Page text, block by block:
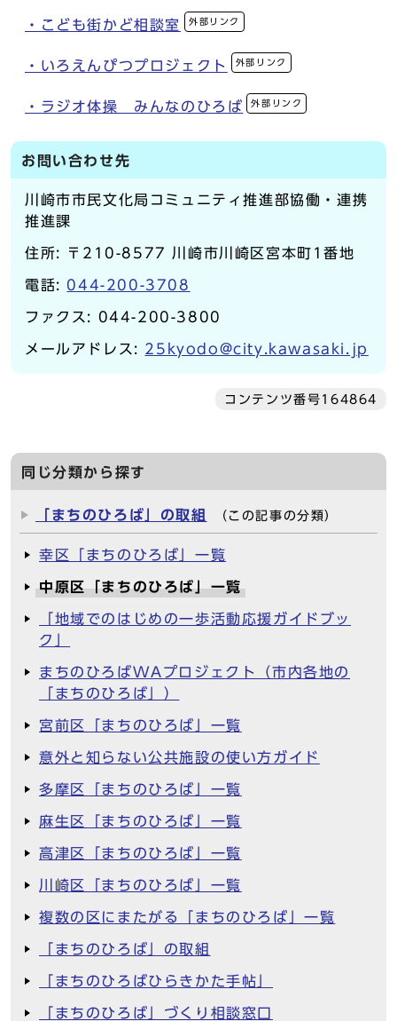
・こども街かど相談室 外部リンク
・いろえんぴつプロジェクト 外部リンク
・ラジオ体操 みんなのひろば 外部リンク
お問い合わせ先
川崎市市民文化局コミュニティ推進部協働・連携
推進課
住所: 〒210-8577 川崎市川崎区宮本町1番地
電話: 044-200-3708
ファクス: 044-200-3800
メールアドレス: 25kyodo@city.kawasaki.jp
コンテンツ番号164864
同じ分類から探す
「まちのひろば」の取組 （この記事の分類）
幸区「まちのひろば」一覧
中原区「まちのひろば」一覧
「地域でのはじめの一歩活動応援ガイドブッ
ク」
まちのひろばWAプロジェクト（市内各地の
「まちのひろば」）
宮前区「まちのひろば」一覧
意外と知らない公共施設の使い方ガイド
多摩区「まちのひろば」一覧
麻生区「まちのひろば」一覧
高津区「まちのひろば」一覧
川崎区「まちのひろば」一覧
複数の区にまたがる「まちのひろば」一覧
「まちのひろば」の取組
「まちのひろばひらきかた手帖」
「まちのひろば」づくり相談窓口